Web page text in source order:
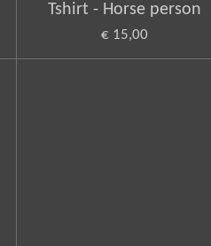
Tshirt - Horse person
€ 15,00